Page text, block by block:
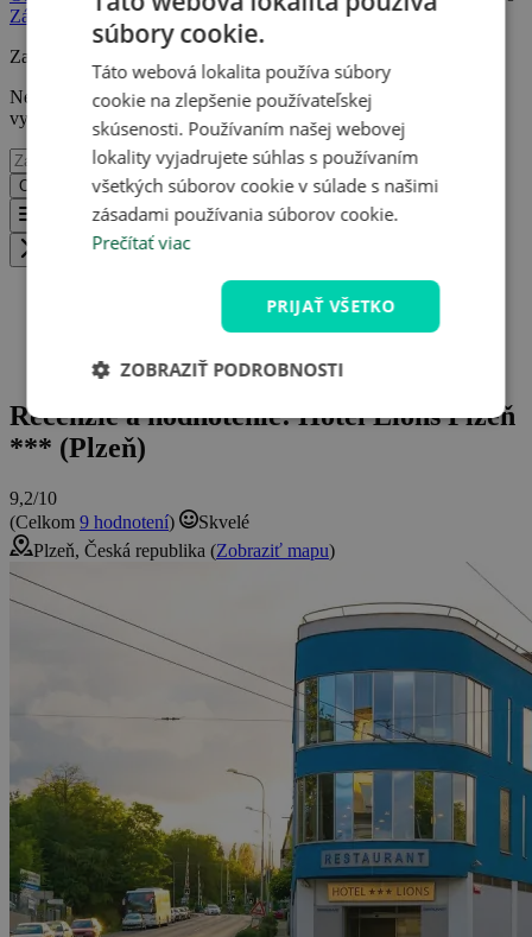
Zásadami ochrany osobných údajov.
Zabudli ste heslo?
Nevadí! Stačí zadať váš e-mail a my vám pošleme odkaz, kde si
vytvoríte nové.
Odoslať
Back
Zavřít menu
Recenzie a hodnotenie: Hotel Lions Plzeň ***
Recenzie a hodnotenie: Hotel Lions Plzeň
*** (Plzeň)
9,2/10
(Celkom 9 hodnotení)
Skvelé
Plzeň, Česká republika (Zobraziť mapu)
súbory cookie.
Táto webová lokalita používa súbory
cookie na zlepšenie používateľskej
skúsenosti. Používaním našej webovej
lokality vyjadrujete súhlas s používaním
všetkých súborov cookie v súlade s našimi
zásadami používania súborov cookie.
Prečítať viac
PRIJAŤ VŠETKO
ZOBRAZIŤ PODROBNOSTI